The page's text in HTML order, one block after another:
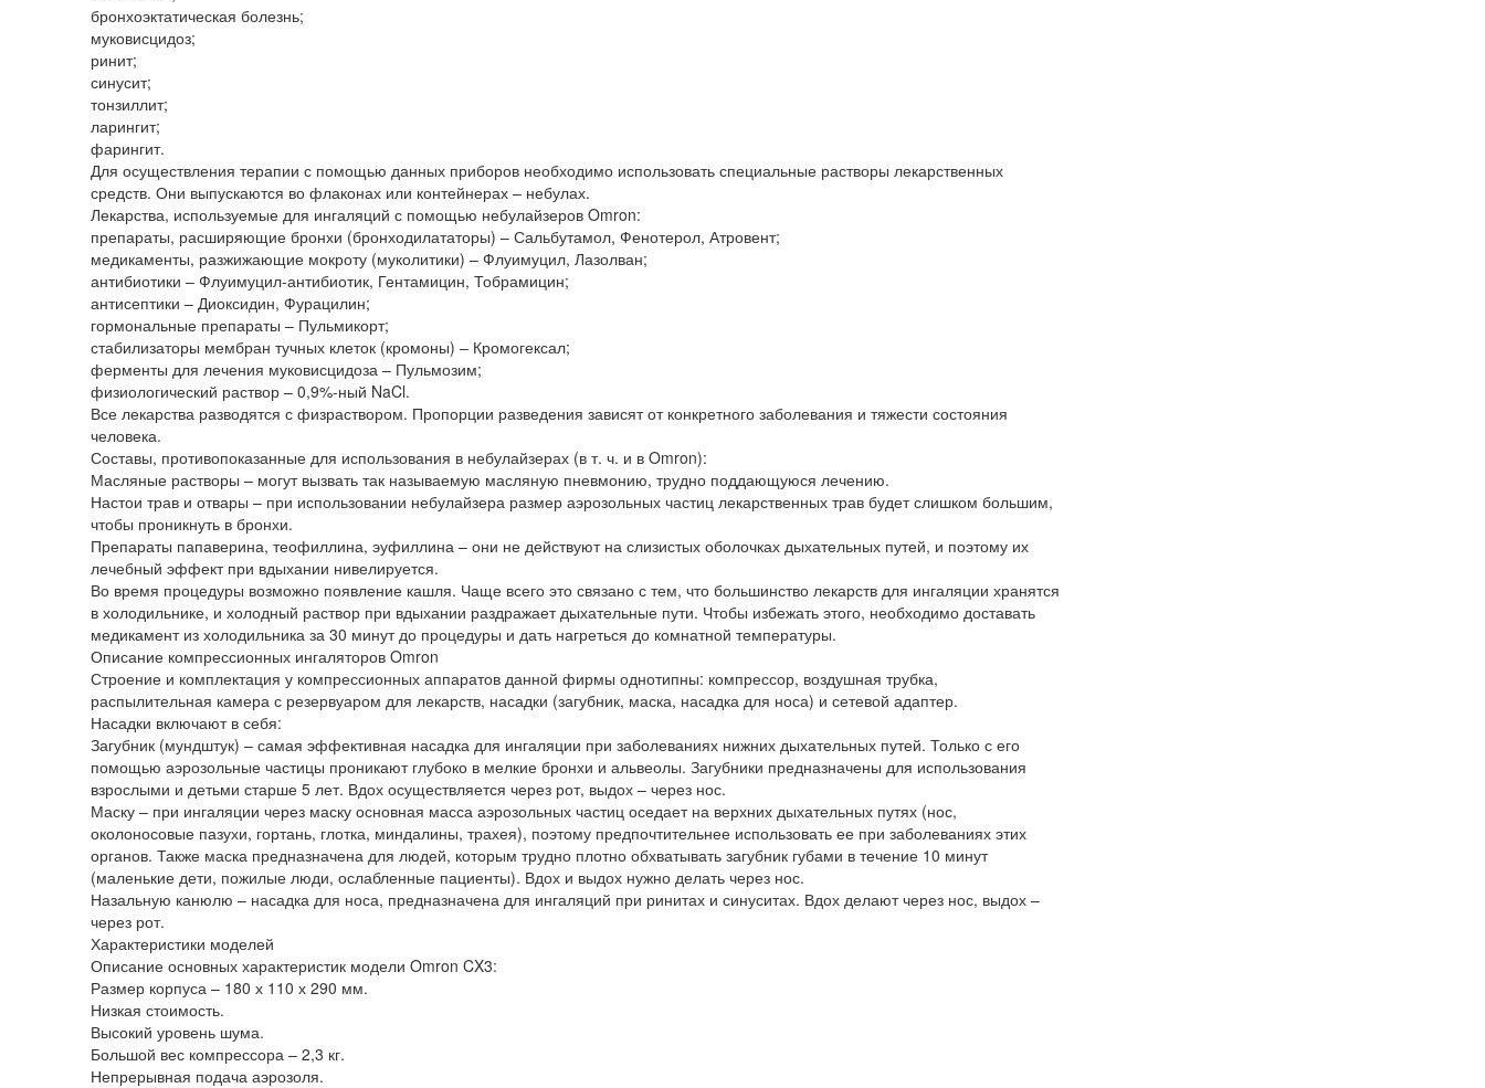
бронхоэктатическая болезнь;
муковисцидоз;
ринит;
синусит;
тонзиллит;
ларингит;
фарингит.
Для осуществления терапии с помощью данных приборов необходимо использовать специальные растворы лекарственных
средств. Они выпускаются во флаконах или контейнерах – небулах.
Лекарства, используемые для ингаляций с помощью небулайзеров Omron:
препараты, расширяющие бронхи (бронходилататоры) – Сальбутамол, Фенотерол, Атровент;
медикаменты, разжижающие мокроту (муколитики) – Флуимуцил, Лазолван;
антибиотики – Флуимуцил-антибиотик, Гентамицин, Тобрамицин;
антисептики – Диоксидин, Фурацилин;
гормональные препараты – Пульмикорт;
стабилизаторы мембран тучных клеток (кромоны) – Кромогексал;
ферменты для лечения муковисцидоза – Пульмозим;
физиологический раствор – 0,9%-ный NaCl.
Все лекарства разводятся с физраствором. Пропорции разведения зависят от конкретного заболевания и тяжести состояния
человека.
Составы, противопоказанные для использования в небулайзерах (в т. ч. и в Omron):
Масляные растворы – могут вызвать так называемую масляную пневмонию, трудно поддающуюся лечению.
Настои трав и отвары – при использовании небулайзера размер аэрозольных частиц лекарственных трав будет слишком большим,
чтобы проникнуть в бронхи.
Препараты папаверина, теофиллина, эуфиллина – они не действуют на слизистых оболочках дыхательных путей, и поэтому их
лечебный эффект при вдыхании нивелируется.
Во время процедуры возможно появление кашля. Чаще всего это связано с тем, что большинство лекарств для ингаляции хранятся
в холодильнике, и холодный раствор при вдыхании раздражает дыхательные пути. Чтобы избежать этого, необходимо доставать
медикамент из холодильника за 30 минут до процедуры и дать нагреться до комнатной температуры.
Описание компрессионных ингаляторов Omron
Строение и комплектация у компрессионных аппаратов данной фирмы однотипны: компрессор, воздушная трубка,
распылительная камера с резервуаром для лекарств, насадки (загубник, маска, насадка для носа) и сетевой адаптер.
Насадки включают в себя:
Загубник (мундштук) – самая эффективная насадка для ингаляции при заболеваниях нижних дыхательных путей. Только с его
помощью аэрозольные частицы проникают глубоко в мелкие бронхи и альвеолы. Загубники предназначены для использования
взрослыми и детьми старше 5 лет. Вдох осуществляется через рот, выдох – через нос.
Маску – при ингаляции через маску основная масса аэрозольных частиц оседает на верхних дыхательных путях (нос,
околоносовые пазухи, гортань, глотка, миндалины, трахея), поэтому предпочтительнее использовать ее при заболеваниях этих
органов. Также маска предназначена для людей, которым трудно плотно обхватывать загубник губами в течение 10 минут
(маленькие дети, пожилые люди, ослабленные пациенты). Вдох и выдох нужно делать через нос.
Назальную канюлю – насадка для носа, предназначена для ингаляций при ринитах и синуситах. Вдох делают через нос, выдох –
через рот.
Характеристики моделей
Описание основных характеристик модели Omron CX3:
Размер корпуса – 180 х 110 х 290 мм.
Низкая стоимость.
Высокий уровень шума.
Большой вес компрессора – 2,3 кг.
Непрерывная подача аэрозоля.